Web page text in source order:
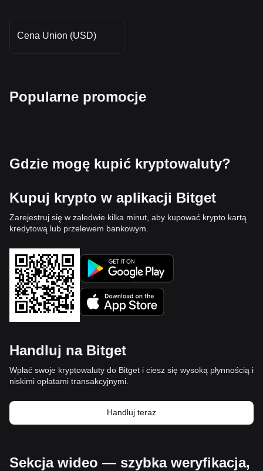
Cena Union (USD)
Popularne promocje
Gdzie mogę kupić kryptowaluty?
Kupuj krypto w aplikacji Bitget
Zarejestruj się w zaledwie kilka minut, aby kupować krypto kartą
kredytową lub przelewem bankowym.
Handluj na Bitget
Wpłać swoje kryptowaluty do Bitget i ciesz się wysoką płynnością i
niskimi opłatami transakcyjnymi.
Handluj teraz
Sekcja wideo — szybka weryfikacja,